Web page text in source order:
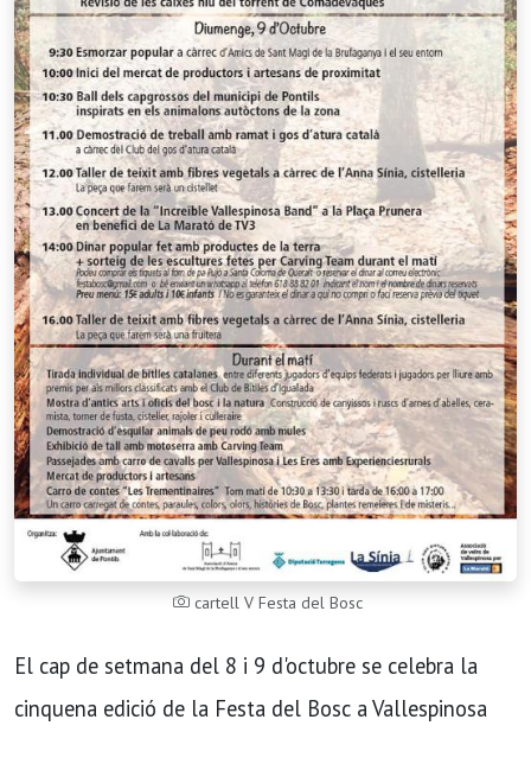
cartell V Festa del Bosc
El cap de setmana del 8 i 9 d'octubre se celebra la
cinquena edició de la Festa del Bosc a Vallespinosa